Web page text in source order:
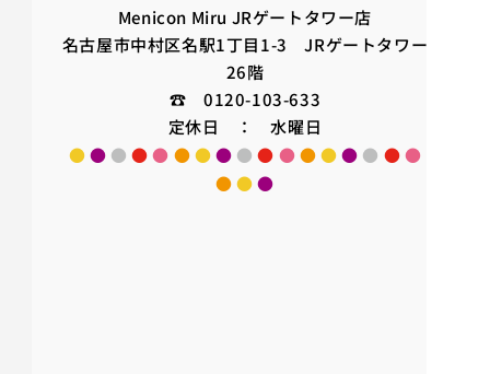
Menicon Miru JRゲートタワー店
名古屋市中村区名駅1丁目1-3 JRゲートタワー
26階
☎ 0120-103-633
定休日 ： 水曜日
●● ●●● ●●● ●● ●●●● ● ●●
●●●